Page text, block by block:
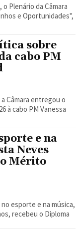
Plenário da Câmara
e Oportunidades",
sobre
cabo PM
Câmara entregou o
à cabo PM Vanessa
e na
Neves
Mérito
esporte e na música,
recebeu o Diploma